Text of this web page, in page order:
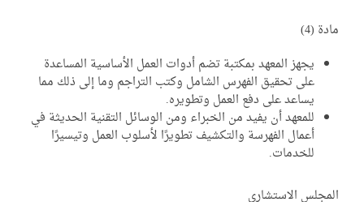
يجهز المعهد بمكتبة تضم أدوات العمل الأساسية المساعدة
على تحقيق الفهرس الشامل وكتب التراجم وما إلى ذلك مما
يساعد على دفع العمل وتطويره.
للمعهد أن يفيد من الخبراء ومن الوسائل التقنية الحديثة في
أعمال الفهرسة والتكشيف تطويرًا لأسلوب العمل وتيسيرًا
للخدمات.
الاستشاري